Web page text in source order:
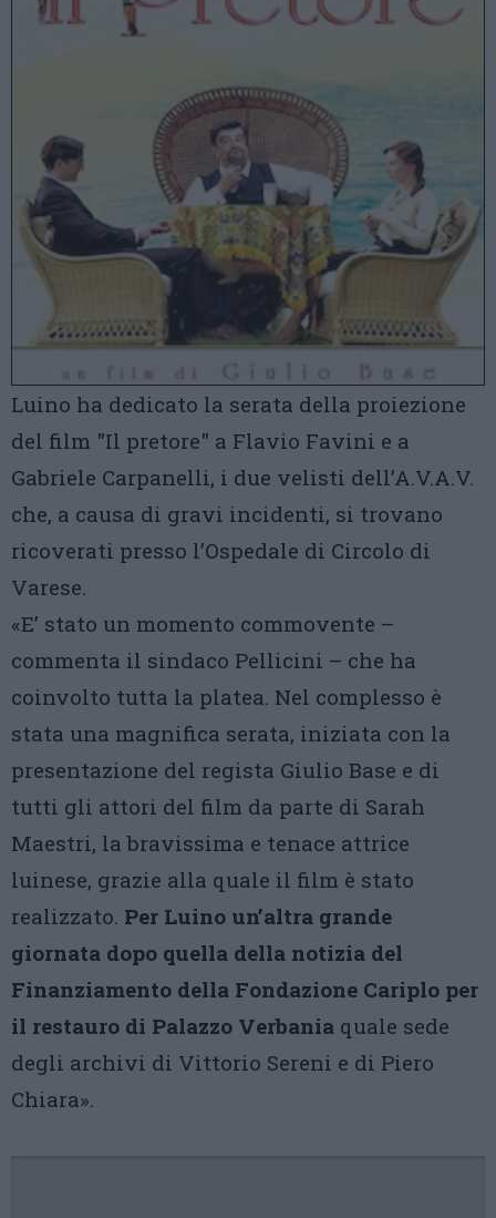
Luino ha dedicato la serata della proiezione
del film "Il pretore" a Flavio Favini e a
Gabriele Carpanelli, i due velisti dell’A.V.A.V.
che, a causa di gravi incidenti, si trovano
ricoverati presso l’Ospedale di Circolo di
Varese.
«E’ stato un momento commovente –
commenta il sindaco Pellicini – che ha
coinvolto tutta la platea. Nel complesso è
stata una magnifica serata, iniziata con la
presentazione del regista Giulio Base e di
tutti gli attori del film da parte di Sarah
Maestri, la bravissima e tenace attrice
luinese, grazie alla quale il film è stato
realizzato. Per Luino un’altra grande
giornata dopo quella della notizia del
Finanziamento della Fondazione Cariplo per
il restauro di Palazzo Verbania quale sede
degli archivi di Vittorio Sereni e di Piero
Chiara».